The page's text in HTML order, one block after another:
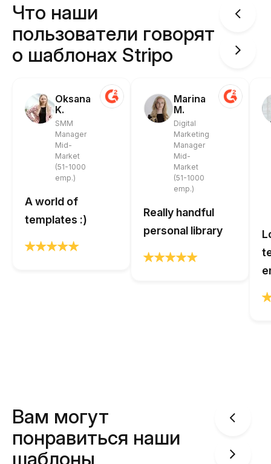
Что наши
пользователи говорят
о шаблонах Stripo
Oksana
K.
SMM
Manager
Mid-
Market
(51-1000
emp.)
A world of
templates :)
Marina
M.
Digital
Marketing
Manager
Mid-
Market
(51-1000
emp.)
Really handful
personal library
Вам могут
понравиться наши
шаблоны